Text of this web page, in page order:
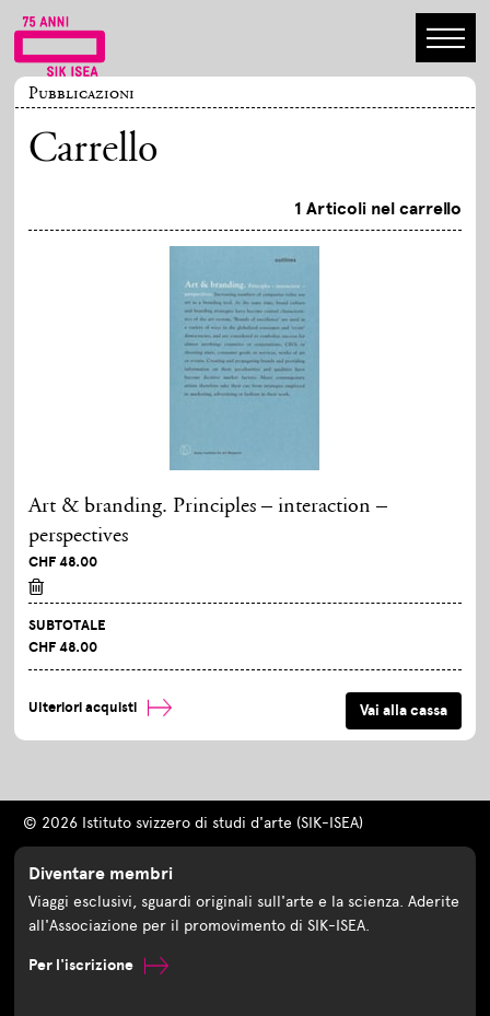
Pubblicazioni
Carrello
1 Articoli nel carrello
Art & branding. Principles – interaction –
perspectives
CHF 48.00
SUBTOTALE
CHF 48.00
Ulteriori acquisti
© 2026 Istituto svizzero di studi d'arte (SIK-ISEA)
Diventare membri
Viaggi esclusivi, sguardi originali sull'arte e la scienza. Aderite
all'Associazione per il promovimento di SIK-ISEA.
Per l'iscrizione